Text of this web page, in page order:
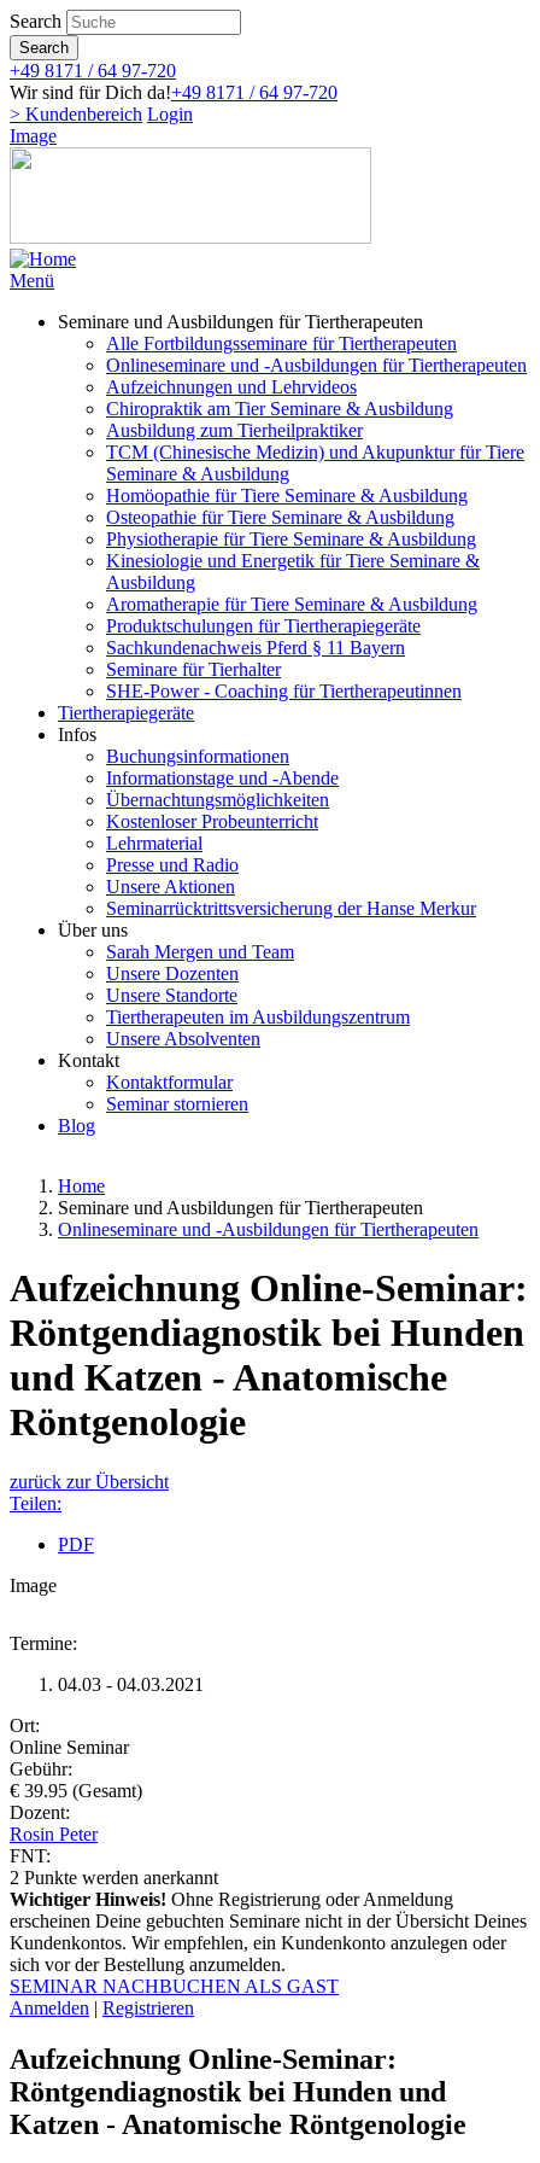
Direkt
zum
Inhalt
Search
Search
+49 8171 / 64 97-720
Wir sind für Dich da!+49 8171 / 64 97-720
> Kundenbereich Login
Image
Menü
Seminare und Ausbildungen für Tiertherapeuten
Alle Fortbildungsseminare für Tiertherapeuten
Onlineseminare und -Ausbildungen für Tiertherapeuten
Aufzeichnungen und Lehrvideos
Chiropraktik am Tier Seminare & Ausbildung
Ausbildung zum Tierheilpraktiker
TCM (Chinesische Medizin) und Akupunktur für Tiere
Seminare & Ausbildung
Homöopathie für Tiere Seminare & Ausbildung
Osteopathie für Tiere Seminare & Ausbildung
Physiotherapie für Tiere Seminare & Ausbildung
Kinesiologie und Energetik für Tiere Seminare &
Ausbildung
Aromatherapie für Tiere Seminare & Ausbildung
Produktschulungen für Tiertherapiegeräte
Sachkundenachweis Pferd § 11 Bayern
Seminare für Tierhalter
SHE-Power - Coaching für Tiertherapeutinnen
Tiertherapiegeräte
Infos
Buchungsinformationen
Informationstage und -Abende
Übernachtungsmöglichkeiten
Kostenloser Probeunterricht
Lehrmaterial
Presse und Radio
Unsere Aktionen
Seminarrücktrittsversicherung der Hanse Merkur
Über uns
Sarah Mergen und Team
Unsere Dozenten
Unsere Standorte
Tiertherapeuten im Ausbildungszentrum
Unsere Absolventen
Kontakt
Kontaktformular
Seminar stornieren
Blog
Home
Seminare und Ausbildungen für Tiertherapeuten
Onlineseminare und -Ausbildungen für Tiertherapeuten
Aufzeichnung Online-Seminar:
Röntgendiagnostik bei Hunden
und Katzen - Anatomische
Röntgenologie
zurück zur Übersicht
Teilen:
PDF
Image
Termine:
04.03 - 04.03.2021
Ort:
Online Seminar
Gebühr:
€ 39.95 (Gesamt)
Dozent:
Rosin Peter
FNT:
2 Punkte werden anerkannt
Wichtiger Hinweis! Ohne Registrierung oder Anmeldung
erscheinen Deine gebuchten Seminare nicht in der Übersicht Deines
Kundenkontos. Wir empfehlen, ein Kundenkonto anzulegen oder
sich vor der Bestellung anzumelden.
SEMINAR NACHBUCHEN ALS GAST
Anmelden | Registrieren
Aufzeichnung Online-Seminar:
Röntgendiagnostik bei Hunden und
Katzen - Anatomische Röntgenologie